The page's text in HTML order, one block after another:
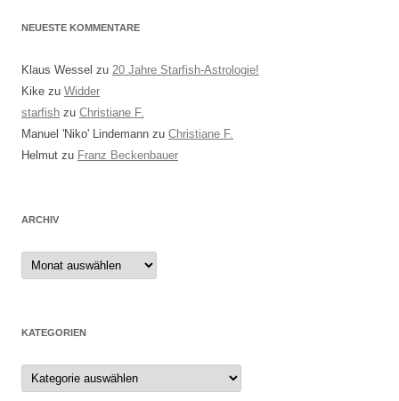
NEUESTE KOMMENTARE
Klaus Wessel zu 20 Jahre Starfish-Astrologie!
Kike zu Widder
starfish zu Christiane F.
Manuel 'Niko' Lindemann zu Christiane F.
Helmut zu Franz Beckenbauer
ARCHIV
Archiv
KATEGORIEN
Kategorien